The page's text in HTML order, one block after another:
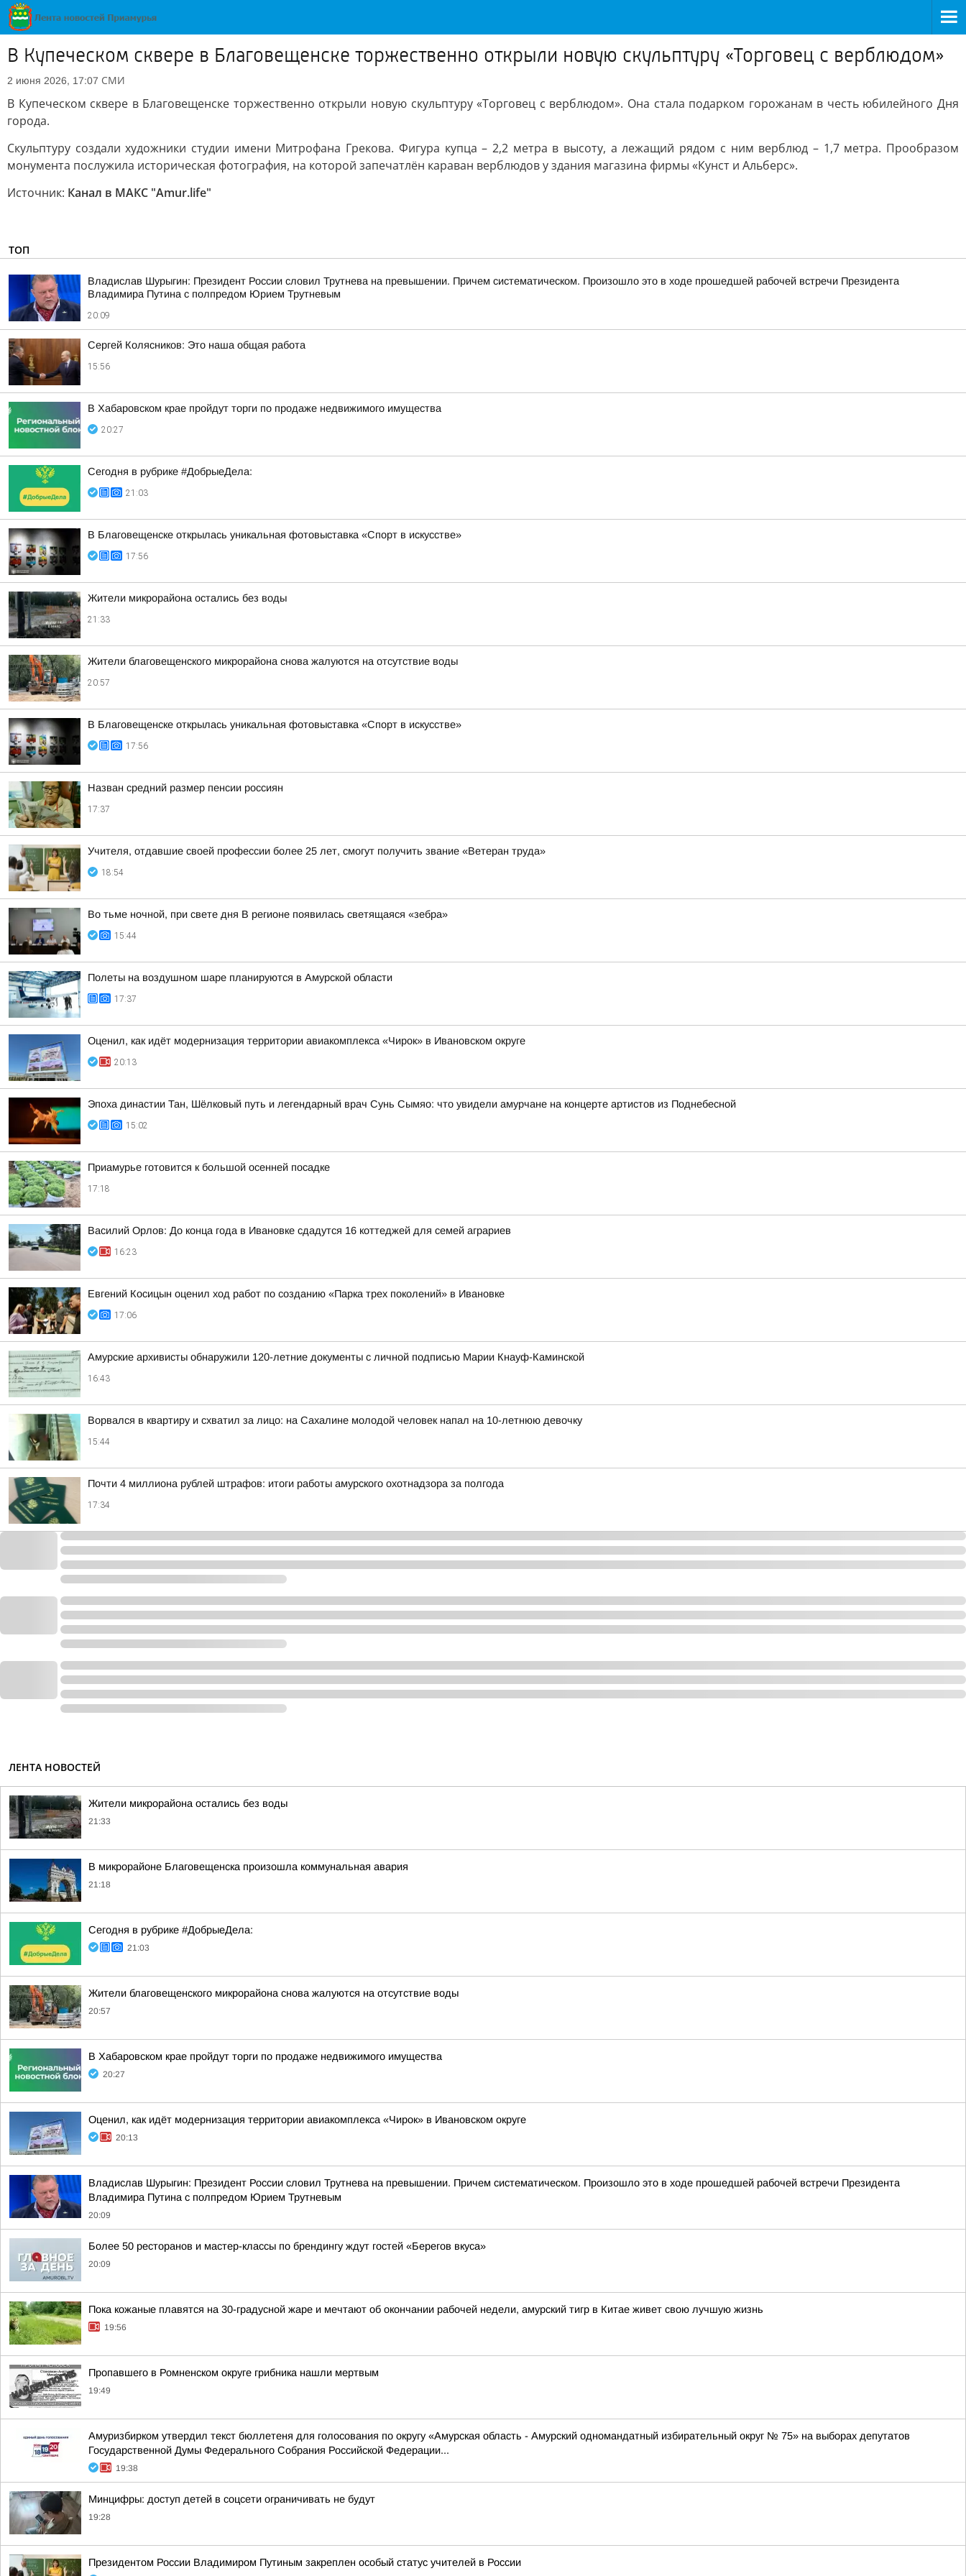
В Купеческом сквере в Благовещенске торжественно открыли новую скульптуру «Торговец с верблюдом»
2 июня 2026, 17:07 СМИ
В Купеческом сквере в Благовещенске торжественно открыли новую скульптуру «Торговец с верблюдом». Она стала подарком горожанам в честь юбилейного Дня
города.
Скульптуру создали художники студии имени Митрофана Грекова. Фигура купца – 2,2 метра в высоту, а лежащий рядом с ним верблюд – 1,7 метра. Прообразом
монумента послужила историческая фотография, на которой запечатлён караван верблюдов у здания магазина фирмы «Кунст и Альберс».
Источник: Канал в МАКС "Аmur.life"
ТОП
Владислав Шурыгин: Президент России словил Трутнева на превышении. Причем систематическом. Произошло это в ходе прошедшей рабочей встречи Президента
Владимира Путина с полпредом Юрием Трутневым
20:09
Сергей Колясников: Это наша общая работа
15:56
В Хабаровском крае пройдут торги по продаже недвижимого имущества
20:27
Сегодня в рубрике #ДобрыеДела:
21:03
В Благовещенске открылась уникальная фотовыставка «Спорт в искусстве»
17:56
Жители микрорайона остались без воды
21:33
Жители благовещенского микрорайона снова жалуются на отсутствие воды
20:57
В Благовещенске открылась уникальная фотовыставка «Спорт в искусстве»
17:56
Назван средний размер пенсии россиян
17:37
Учителя, отдавшие своей профессии более 25 лет, смогут получить звание «Ветеран труда»
18:54
Во тьме ночной, при свете дня В регионе появилась светящаяся «зебра»
15:44
Полеты на воздушном шаре планируются в Амурской области
17:37
Оценил, как идёт модернизация территории авиакомплекса «Чирок» в Ивановском округе
20:13
Эпоха династии Тан, Шёлковый путь и легендарный врач Сунь Сымяо: что увидели амурчане на концерте артистов из Поднебесной
15:02
Приамурье готовится к большой осенней посадке
17:18
Василий Орлов: До конца года в Ивановке сдадутся 16 коттеджей для семей аграриев
16:23
Евгений Косицын оценил ход работ по созданию «Парка трех поколений» в Ивановке
17:06
Амурские архивисты обнаружили 120-летние документы с личной подписью Марии Кнауф-Каминской
16:43
Ворвался в квартиру и схватил за лицо: на Сахалине молодой человек напал на 10-летнюю девочку
15:44
Почти 4 миллиона рублей штрафов: итоги работы амурского охотнадзора за полгода
17:34
ЛЕНТА НОВОСТЕЙ
Жители микрорайона остались без воды
21:33
В микрорайоне Благовещенска произошла коммунальная авария
21:18
Сегодня в рубрике #ДобрыеДела:
21:03
Жители благовещенского микрорайона снова жалуются на отсутствие воды
20:57
В Хабаровском крае пройдут торги по продаже недвижимого имущества
20:27
Оценил, как идёт модернизация территории авиакомплекса «Чирок» в Ивановском округе
20:13
Владислав Шурыгин: Президент России словил Трутнева на превышении. Причем систематическом. Произошло это в ходе прошедшей рабочей встречи Президента
Владимира Путина с полпредом Юрием Трутневым
20:09
Более 50 ресторанов и мастер-классы по брендингу ждут гостей «Берегов вкуса»
20:09
Пока кожаные плавятся на 30-градусной жаре и мечтают об окончании рабочей недели, амурский тигр в Китае живет свою лучшую жизнь
19:56
Пропавшего в Ромненском округе грибника нашли мертвым
19:49
Амуризбирком утвердил текст бюллетеня для голосования по округу «Амурская область - Амурский одномандатный избирательный округ № 75» на выборах депутатов
Государственной Думы Федерального Собрания Российской Федерации...
19:38
Минцифры: доступ детей в соцсети ограничивать не будут
19:28
Президентом России Владимиром Путиным закреплен особый статус учителей в России